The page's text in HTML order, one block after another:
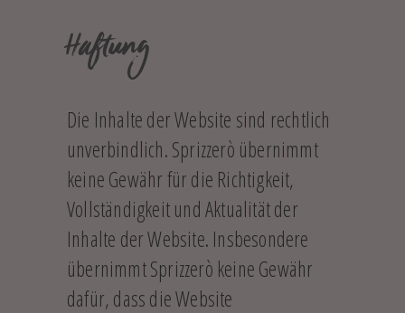
Haftung
Die Inhalte der Website sind rechtlich
unverbindlich. Sprizzerò übernimmt
keine Gewähr für die Richtigkeit,
Vollständigkeit und Aktualität der
Inhalte der Website. Insbesondere
übernimmt Sprizzerò keine Gewähr
dafür, dass die Website